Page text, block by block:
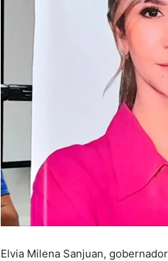
Elvia Milena Sanjuan,